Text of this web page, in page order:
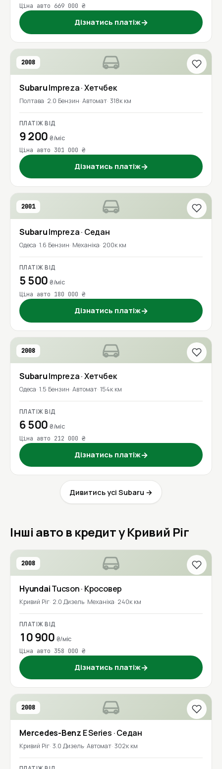
Ціна авто 669 000 ₴
Дізнатись платіж→
2008
SubaruImpreza· Хетчбек
Полтава 2.0 Бензин Автомат 318к км
ПЛАТІЖ ВІД
9 200₴/міс
Ціна авто 301 000 ₴
Дізнатись платіж→
2001
SubaruImpreza· Седан
Одеса 1.6 Бензин Механіка 200к км
ПЛАТІЖ ВІД
5 500₴/міс
Ціна авто 180 000 ₴
Дізнатись платіж→
2008
SubaruImpreza· Хетчбек
Одеса 1.5 Бензин Автомат 154к км
ПЛАТІЖ ВІД
6 500₴/міс
Ціна авто 212 000 ₴
Дізнатись платіж→
Дивитись усі Subaru →
Інші авто в кредит у Кривий Ріг
2008
HyundaiTucson· Кросовер
Кривий Ріг 2.0 Дизель Механіка 240к км
ПЛАТІЖ ВІД
10 900 ₴/міс
Ціна авто 358 000 ₴
Дізнатись платіж→
2008
Mercedes-Benz E Series · Седан
Кривий Ріг 3.0 Дизель Автомат 302к км